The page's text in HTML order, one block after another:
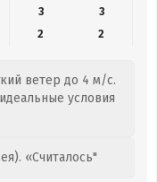
3
3
2 2
ветер до 4 м/с.
условия
«Считалось"